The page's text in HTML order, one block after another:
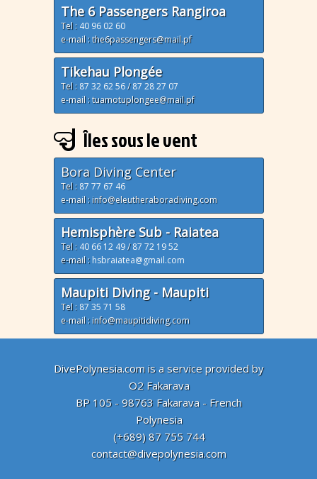
The 6 Passengers Rangiroa
Tel : 40 96 02 60
e-mail : the6passengers@mail.pf
Tikehau Plongée
Tel : 87 32 62 56/87 28 27 07
e-mail : tuamotuplongee@mail.pf
Îles sous le vent
Bora Diving Center
Tel : 87 77 67 46
e-mail : info@eleutheraboradiving.com
Hemisphère Sub - Raiatea
Tel : 40 66 12 49/87 72 19 52
e-mail : hsbraiatea@gmail.com
Maupiti Diving - Maupiti
Tel : 87 35 71 58
e-mail : info@maupitidiving.com
DivePolynesia.com is a service provided by
O2 Fakarava
BP 105 - 98763 Fakarava - French
Polynesia
(+689) 87 755 744
contact@divepolynesia.com